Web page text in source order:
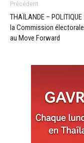
Précédent
THAÏLANDE – POLITIQUE
la Commission
au Move Forward